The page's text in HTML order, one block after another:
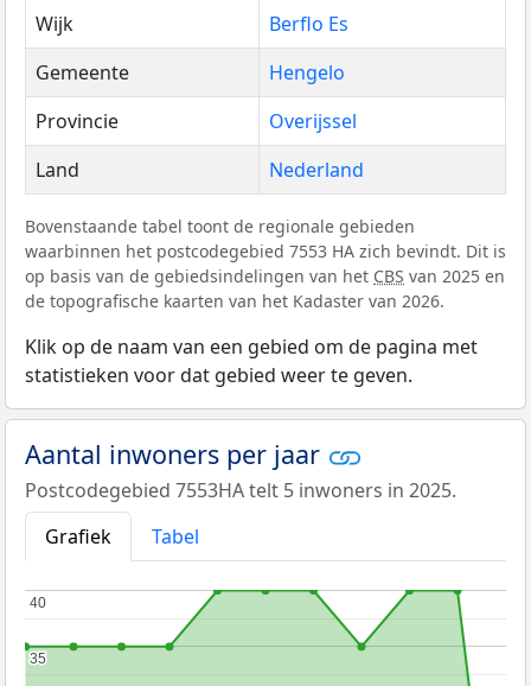
Wijk
Berflo Es
Gemeente
Hengelo
Provincie
Overijssel
Land
Nederland
Bovenstaande tabel toont de regionale gebieden
waarbinnen het postcodegebied 7553 HA zich bevindt. Dit is
op basis van de gebiedsindelingen van het CBS van 2025 en
de topografische kaarten van het Kadaster van 2026.
Klik op de naam van een gebied om de pagina met
statistieken voor dat gebied weer te geven.
Aantal inwoners per jaar
Postcodegebied 7553HA telt 5 inwoners in 2025.
Grafiek
Tabel
35
35
40
40